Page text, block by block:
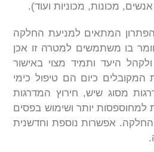
מכונות, מכוניות ועוד).
המתאים למניעת החלקה
בו משתמשים למטרה זו אכן
היעד ותמיד מצוי באישור
המקובלים כיום הם טיפול כימי
מסוג שיש, חירוץ המדרגות
יותר ושימוש בפסים
אפשרות נוספת וחדשנית